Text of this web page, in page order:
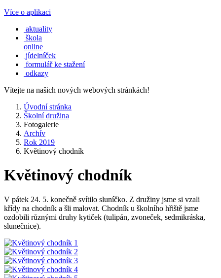
Více o aplikaci
aktuality
škola
online
jídelníček
formulář ke stažení
odkazy
Vítejte na našich nových webových stránkách!
Úvodní stránka
Školní družina
Fotogalerie
Archív
Rok 2019
Květinový chodník
Květinový chodník
V pátek 24. 5. konečně svítilo sluníčko. Z družiny jsme si vzali
křídy na chodník a šli malovat. Chodník u školního hřiště jsme
ozdobili různými druhy kytiček (tulipán, zvoneček, sedmikráska,
slunečnice).